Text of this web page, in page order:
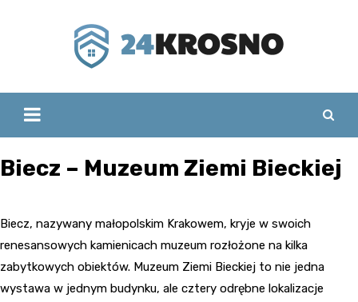
Biecz – Muzeum Ziemi Bieckiej
Biecz, nazywany małopolskim Krakowem, kryje w swoich
renesansowych kamienicach muzeum rozłożone na kilka
zabytkowych obiektów. Muzeum Ziemi Bieckiej to nie jedna
wystawa w jednym budynku, ale cztery odrębne lokalizacje